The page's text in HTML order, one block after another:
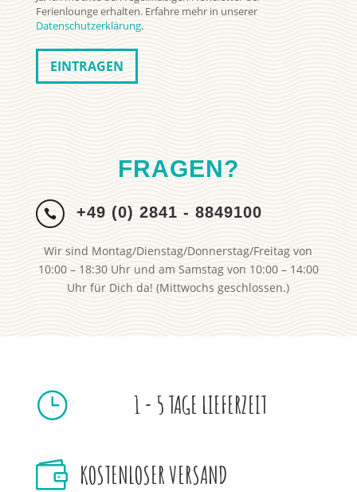
Ferienlounge erhalten. Erfahre mehr in unserer
Datenschutzerklärung.
FRAGEN?
 +49 (0) 2841 - 8849100
Wir sind Montag/Dienstag/Donnerstag/Freitag von
10:00 – 18:30 Uhr und am Samstag von 10:00 – 14:00
Uhr für Dich da! (Mittwochs geschlossen.)
} 1 - 5 TAGE LIEFERZEIT
 KOSTENLOSER VERSAND